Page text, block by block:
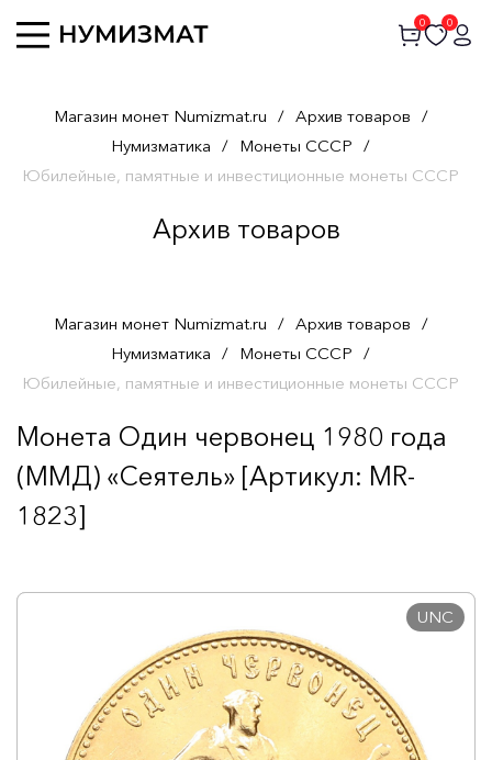
0 0
Магазин монет Numizmat.ru / Архив товаров /
Нумизматика / Монеты СССР /
Юбилейные, памятные и инвестиционные монеты СССР
Архив товаров
Магазин монет Numizmat.ru / Архив товаров /
Нумизматика / Монеты СССР /
Юбилейные, памятные и инвестиционные монеты СССР
Монета Один червонец 1980 года
(ММД) «Сеятель» [Артикул: MR-
1823]
UNC